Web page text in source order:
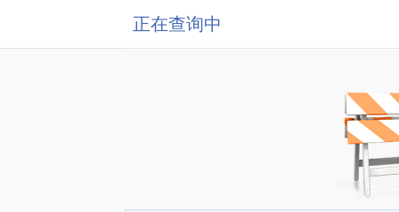
正在查询中